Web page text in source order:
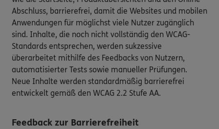
Abschluss, barrierefrei, damit die Websites und mobilen
Anwendungen für möglichst viele Nutzer zugänglich
sind. Inhalte, die noch nicht vollständig den WCAG-
Standards entsprechen, werden sukzessive
überarbeitet mithilfe des Feedbacks von Nutzern,
automatisierter Tests sowie manueller Prüfungen.
Neue Inhalte werden standardmäßig barrierefrei
entwickelt gemäß den WCAG 2.2 Stufe AA.
Feedback zur Barrierefreiheit